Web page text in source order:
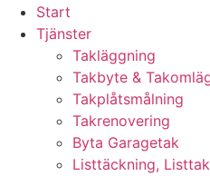
Start
Tjänster
Takläggning
Takbyte &
Takplåtsmålning
Takrenovering
Byta Garagetak
Listtäckning,